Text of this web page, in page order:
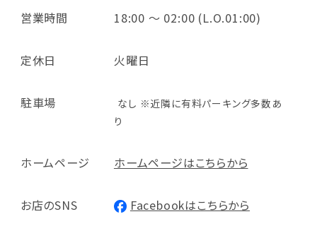
営業時間 18:00 ～ 02:00 (L.O.01:00)
定休日 火曜日
駐車場
なし ※近隣に有料パーキング多数あ
り
ホームページ ホームページはこちらから
お店のSNS Facebookはこちらから